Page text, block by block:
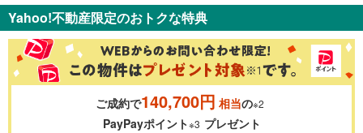
金利 ％
0.01%
Yahoo!不動産限定のおトクな特典
ご成約で140,700円 相当の※2
PayPayポイント※3 プレゼント